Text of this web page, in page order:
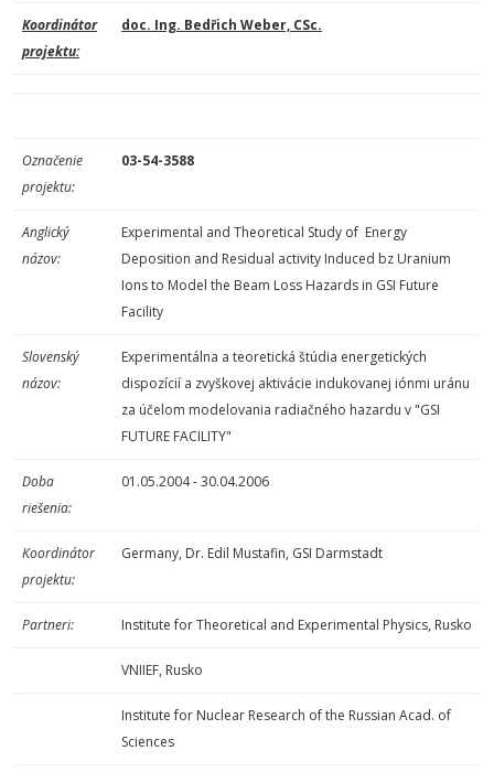
Koordinátor
projektu:
doc. Ing. Bedřich Weber, CSc.
Označenie
projektu:
03-54-3588
Anglický
názov:
Experimental and Theoretical Study of Energy
Deposition and Residual activity Induced bz Uranium
Ions to Model the Beam Loss Hazards in GSI Future
Facility
Slovenský
názov:
Experimentálna a teoretická štúdia energetických
dispozícií a zvyškovej aktivácie indukovanej iónmi uránu
za účelom modelovania radiačného hazardu v "GSI
FUTURE FACILITY"
Doba
riešenia:
01.05.2004 - 30.04.2006
Koordinátor
projektu:
Germany, Dr. Edil Mustafin, GSI Darmstadt
Partneri: Institute for Theoretical and Experimental Physics, Rusko
VNIIEF, Rusko
Institute for Nuclear Research of the Russian Acad. of
Sciences